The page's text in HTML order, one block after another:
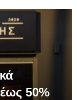
50%